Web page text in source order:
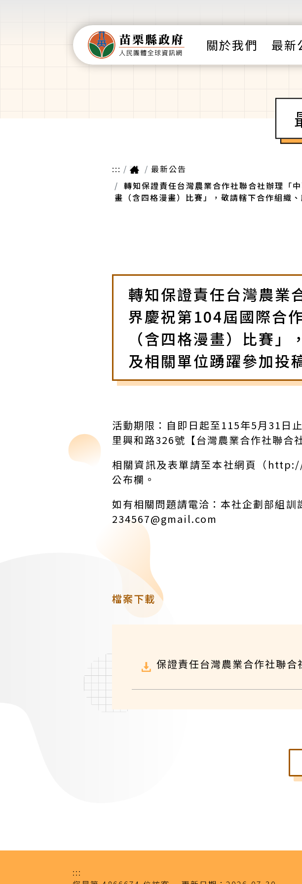
關於我們 最新
:::
最新公告
轉知保證責任台灣農業合作社聯合社辦理「
畫（含四格漫畫）比賽」，敬請轄下合作組織
轉知保證責任台灣農業
界慶祝第104屆國際合
（含四格漫畫）比賽
及相關單位踴躍參加投
活動期限：自即日起至115年5月31日
里興和路326號【台灣農業合作社聯合
相關資訊及表單請至本社網頁（
公布欄。
如有相關問題請電洽：本社企劃部組
234567@gmail.com
檔案下載
保證責任台灣農業合作社聯
:::